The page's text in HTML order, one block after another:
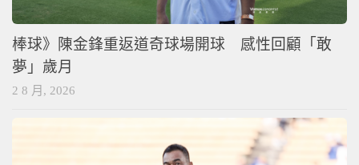
棒球》陳金鋒重返道奇球場開球 感性回顧「敢
夢」歲月
2 8 月, 2026